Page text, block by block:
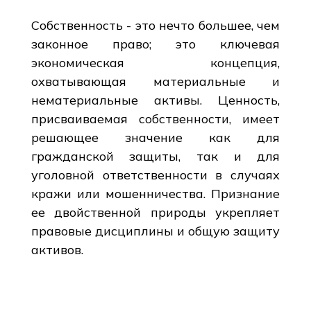
Собственность - это нечто большее, чем
законное право; это ключевая
экономическая концепция,
охватывающая материальные и
нематериальные активы. Ценность,
присваиваемая собственности, имеет
решающее значение как для
гражданской защиты, так и для
уголовной ответственности в случаях
кражи или мошенничества. Признание
ее двойственной природы укрепляет
правовые дисциплины и общую защиту
активов.